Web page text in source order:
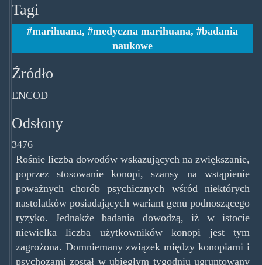
Tagi
marihuana, medyczna marihuana,
badania
naukowe
Źródło
ENCOD
Odsłony
3476
Rośnie liczba dowodów wskazujących na zwiększanie,
poprzez stosowanie konopi, szansy na wstąpienie
poważnych chorób psychicznych wśród niektórych
nastolatków posiadających wariant genu podnoszącego
ryzyko. Jednakże badania dowodzą, iż w istocie
niewielka liczba użytkowników konopi jest tym
zagrożona. Domniemany związek między konopiami i
psychozami został w ubiegłym tygodniu ugruntowany